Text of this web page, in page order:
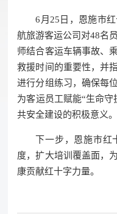
6月25日，恩施市
航旅游客运公司对48名
师结合客运车辆事故、
救援时间的重要性，并
进行分组练习，确保每
为客运员工赋能“生命
共安全建设的积极意义。
下一步，恩施市红
度，扩大培训覆盖面，
康贡献红十字力量。